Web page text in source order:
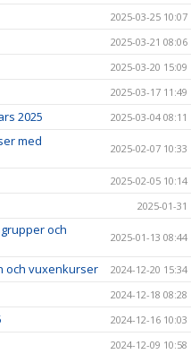
2025-03-25 10:07
2025-03-21 08:06
2025-03-20 15:09
2025-03-17 11:49
2025 2025-03-04 08:11
med
2025-02-07 10:33
2025-02-05 10:14
2025-01-31
och
2025-01-13 08:44
och vuxenkurser 2024-12-20 15:34
2024-12-18 08:28
2024-12-16 10:03
2024-12-09 10:58